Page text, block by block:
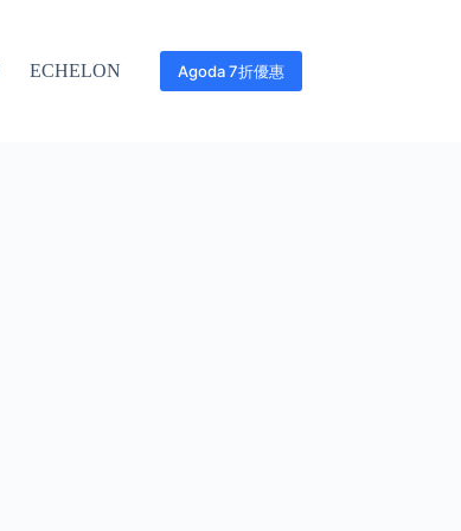
ECHELON Agoda 7折優惠